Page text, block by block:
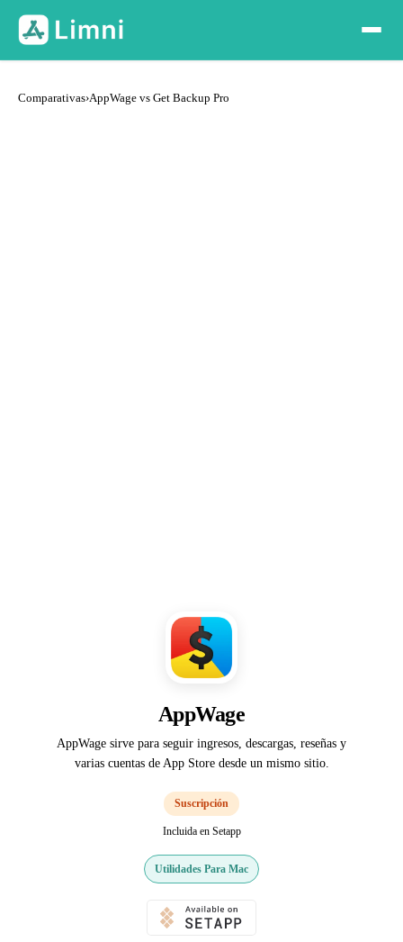
Comparativas›AppWage vs Get Backup Pro
AppWage
AppWage sirve para seguir ingresos, descargas, reseñas y
varias cuentas de App Store desde un mismo sitio.
Suscripción
Incluida en Setapp
Utilidades Para Mac